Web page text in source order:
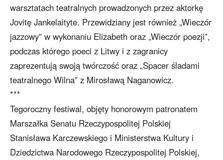
warsztatach teatralnych prowadzonych przez aktorkę
Jovitę Jankelaityte. Przewidziany jest również „Wieczór
jazzowy” w wykonaniu Elizabeth oraz „Wieczór poezji”,
podczas którego poeci z Litwy i z zagranicy
zaprezentują swoją twórczość oraz „Spacer śladami
teatralnego Wilna” z Mirosławą Naganowicz.
***
Tegoroczny festiwal, objęty honorowym patronatem
Marszałka Senatu Rzeczypospolitej Polskiej
Stanisława Karczewskiego i Ministerstwa Kultury i
Dziedzictwa Narodowego Rzeczypospolitej Polskiej,